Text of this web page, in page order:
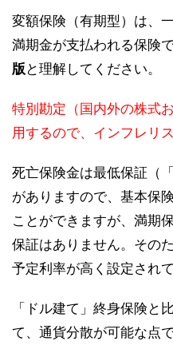
変額保険（有期型）は、
満期金が支払われる保険で
版 と理解してください。
特別勘定（国内外の株式
用するので、インフレリ
死亡保険金は最低保証（
がありますので、基本保
ことができますが、満期
保証はありません。その
予定利率が高く設定されて
「ドル建て」終身保険と
て、通貨分散が可能な点